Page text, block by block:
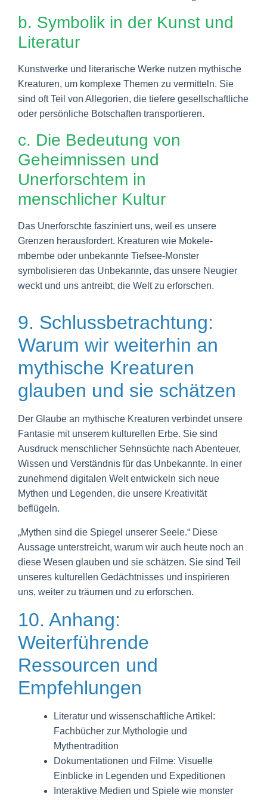
b. Symbolik in der Kunst und
Literatur
Kunstwerke und literarische Werke nutzen mythische
Kreaturen, um komplexe Themen zu vermitteln. Sie
sind oft Teil von Allegorien, die tiefere gesellschaftliche
oder persönliche Botschaften transportieren.
c. Die Bedeutung von
Geheimnissen und
Unerforschtem in
menschlicher Kultur
Das Unerforschte fasziniert uns, weil es unsere
Grenzen herausfordert. Kreaturen wie Mokele-
mbembe oder unbekannte Tiefsee-Monster
symbolisieren das Unbekannte, das unsere Neugier
weckt und uns antreibt, die Welt zu erforschen.
9. Schlussbetrachtung:
Warum wir weiterhin an
mythische Kreaturen
glauben und sie schätzen
Der Glaube an mythische Kreaturen verbindet unsere
Fantasie mit unserem kulturellen Erbe. Sie sind
Ausdruck menschlicher Sehnsüchte nach Abenteuer,
Wissen und Verständnis für das Unbekannte. In einer
zunehmend digitalen Welt entwickeln sich neue
Mythen und Legenden, die unsere Kreativität
beflügeln.
„Mythen sind die Spiegel unserer Seele.“ Diese
Aussage unterstreicht, warum wir auch heute noch an
diese Wesen glauben und sie schätzen. Sie sind Teil
unseres kulturellen Gedächtnisses und inspirieren
uns, weiter zu träumen und zu erforschen.
10. Anhang:
Weiterführende
Ressourcen und
Empfehlungen
Literatur und wissenschaftliche Artikel:
Fachbücher zur Mythologie und
Mythentradition
Dokumentationen und Filme: Visuelle
Einblicke in Legenden und Expeditionen
Interaktive Medien und Spiele wie monster